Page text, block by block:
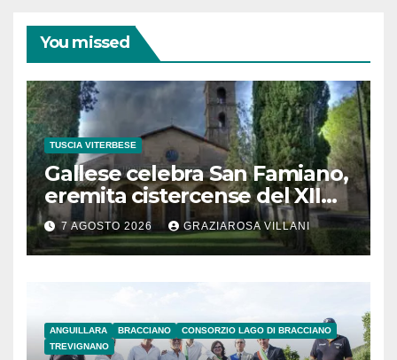
You missed
TUSCIA VITERBESE
Gallese celebra San Famiano,
eremita cistercense del XII
secolo
7 AGOSTO 2026 GRAZIAROSA VILLANI
ANGUILLARA BRACCIANO
CONSORZIO LAGO DI BRACCIANO
TREVIGNANO